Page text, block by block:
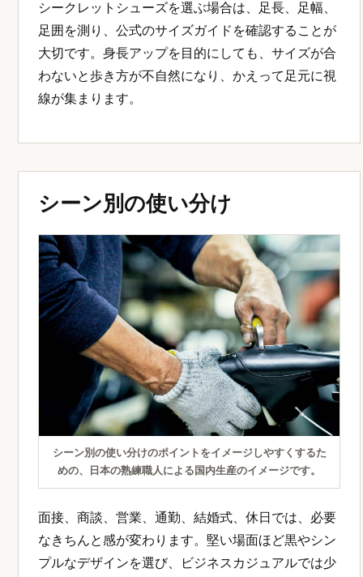
シークレットシューズを選ぶ場合は、足長、足幅、
足囲を測り、公式のサイズガイドを確認することが
大切です。身長アップを目的にしても、サイズが合
わないと歩き方が不自然になり、かえって足元に視
線が集まります。
シーン別の使い分け
シーン別の使い分けのポイントをイメージしやすくするた
めの、日本の熟練職人による国内生産のイメージです。
面接、商談、営業、通勤、結婚式、休日では、必要
なきちんと感が変わります。堅い場面ほど黒やシン
プルなデザインを選び、ビジネスカジュアルでは少